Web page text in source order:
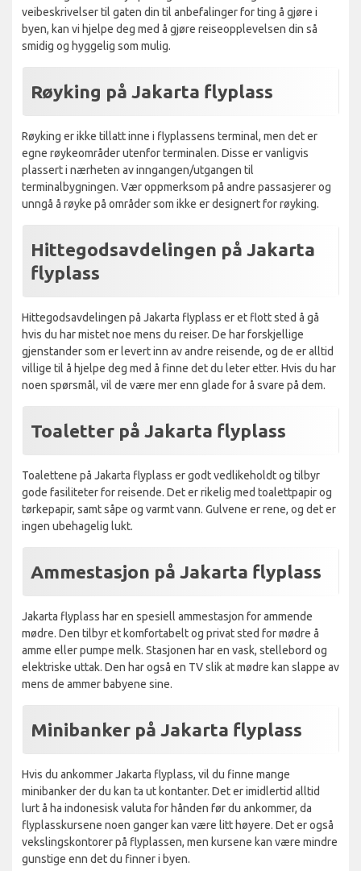
veibeskrivelser til gaten din til anbefalinger for ting å gjøre i
byen, kan vi hjelpe deg med å gjøre reiseopplevelsen din så
smidig og hyggelig som mulig.
Røyking på Jakarta flyplass
Røyking er ikke tillatt inne i flyplassens terminal, men det er
egne røykeområder utenfor terminalen. Disse er vanligvis
plassert i nærheten av inngangen/utgangen til
terminalbygningen. Vær oppmerksom på andre passasjerer og
unngå å røyke på områder som ikke er designert for røyking.
Hittegodsavdelingen på Jakarta
flyplass
Hittegodsavdelingen på Jakarta flyplass er et flott sted å gå
hvis du har mistet noe mens du reiser. De har forskjellige
gjenstander som er levert inn av andre reisende, og de er alltid
villige til å hjelpe deg med å finne det du leter etter. Hvis du har
noen spørsmål, vil de være mer enn glade for å svare på dem.
Toaletter på Jakarta flyplass
Toalettene på Jakarta flyplass er godt vedlikeholdt og tilbyr
gode fasiliteter for reisende. Det er rikelig med toalettpapir og
tørkepapir, samt såpe og varmt vann. Gulvene er rene, og det er
ingen ubehagelig lukt.
Ammestasjon på Jakarta flyplass
Jakarta flyplass har en spesiell ammestasjon for ammende
mødre. Den tilbyr et komfortabelt og privat sted for mødre å
amme eller pumpe melk. Stasjonen har en vask, stellebord og
elektriske uttak. Den har også en TV slik at mødre kan slappe av
mens de ammer babyene sine.
Minibanker på Jakarta flyplass
Hvis du ankommer Jakarta flyplass, vil du finne mange
minibanker der du kan ta ut kontanter. Det er imidlertid alltid
lurt å ha indonesisk valuta for hånden før du ankommer, da
flyplasskursene noen ganger kan være litt høyere. Det er også
vekslingskontorer på flyplassen, men kursene kan være mindre
gunstige enn det du finner i byen.